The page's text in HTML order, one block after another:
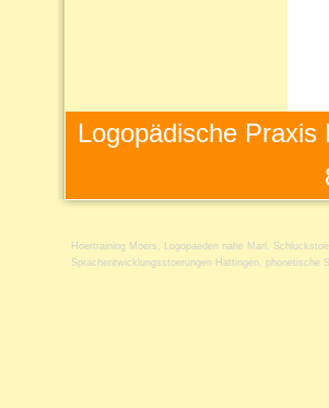
Logopädische
Hoertraining Moers , Logopaeden nahe Marl ,
Sprachentwicklungsstoerungen Hattingen , phonetische